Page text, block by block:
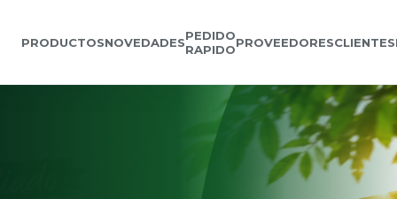
PRODUCTOSNOVEDADESPEDIDO
RAPIDOPROVEEDORESCLIENTES